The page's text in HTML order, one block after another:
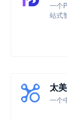
一个
站式
太
一个